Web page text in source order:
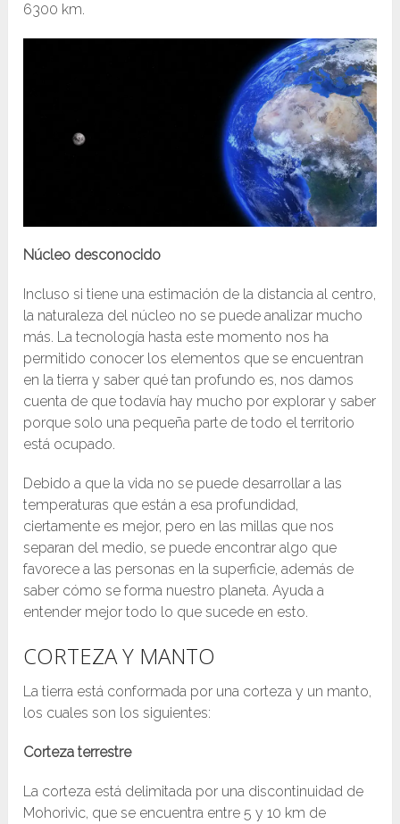
6300 km.
Núcleo desconocido
Incluso si tiene una estimación de la distancia al centro,
la naturaleza del núcleo no se puede analizar mucho
más. La tecnología hasta este momento nos ha
permitido conocer los elementos que se encuentran
en la tierra y saber qué tan profundo es, nos damos
cuenta de que todavía hay mucho por explorar y saber
porque solo una pequeña parte de todo el territorio
está ocupado.
Debido a que la vida no se puede desarrollar a las
temperaturas que están a esa profundidad,
ciertamente es mejor, pero en las millas que nos
separan del medio, se puede encontrar algo que
favorece a las personas en la superficie, además de
saber cómo se forma nuestro planeta. Ayuda a
entender mejor todo lo que sucede en esto.
CORTEZA Y MANTO
La tierra está conformada por una corteza y un manto,
los cuales son los siguientes:
Corteza terrestre
La corteza está delimitada por una discontinuidad de
Mohorivic, que se encuentra entre 5 y 10 km de